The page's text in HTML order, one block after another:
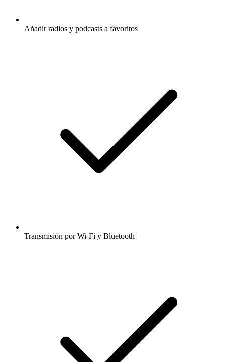
Añadir radios y podcasts a favoritos
Transmisión por Wi-Fi y Bluetooth